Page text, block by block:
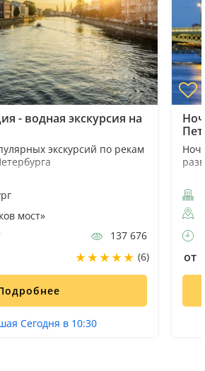
- водная экскурсия на
экскурсий по рекам
мост»
137 676
(6)
Сегодня в 10:30
от